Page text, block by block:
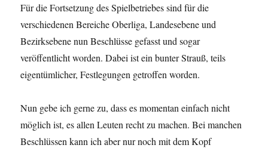
Für die Fortsetzung des Spielbetriebes sind für die
verschiedenen Bereiche Oberliga, Landesebene und
Bezirksebene nun Beschlüsse gefasst und sogar
veröffentlicht worden. Dabei ist ein bunter Strauß, teils
eigentümlicher, Festlegungen getroffen worden.
Nun gebe ich gerne zu, dass es momentan einfach nicht
möglich ist, es allen Leuten recht zu machen. Bei manchen
Beschlüssen kann ich aber nur noch mit dem Kopf